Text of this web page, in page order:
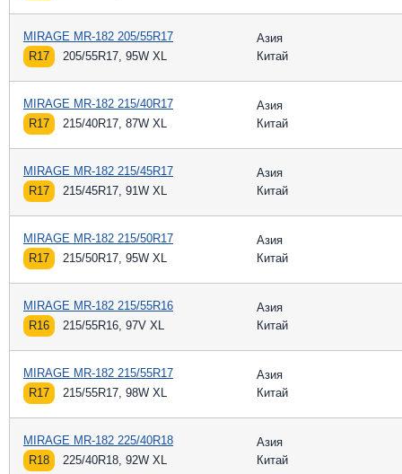
MIRAGE MR-182 205/55R17
R17
205/55R17, 95W XL
Азия
Китай
MIRAGE MR-182 215/40R17
R17
215/40R17, 87W XL
Азия
Китай
MIRAGE MR-182 215/45R17
R17
215/45R17, 91W XL
Азия
Китай
MIRAGE MR-182 215/50R17
R17
215/50R17, 95W XL
Азия
Китай
MIRAGE MR-182 215/55R16
R16
215/55R16, 97V XL
Азия
Китай
MIRAGE MR-182 215/55R17
R17
215/55R17, 98W XL
Азия
Китай
MIRAGE MR-182 225/40R18
R18
225/40R18, 92W XL
Азия
Китай